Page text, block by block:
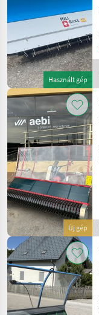
Használt gép
Új gép